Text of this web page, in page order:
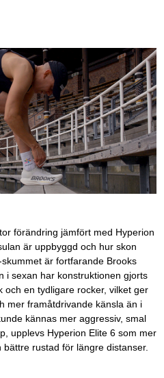
förändring jämfört med Hyperion
är uppbyggd och hur skon
är fortfarande Brooks
i sexan har konstruktionen gjorts
en tydligare rocker, vilket ger
mer framåtdrivande känsla än i
kännas mer aggressiv, smal
upplevs Hyperion Elite 6 som mer
rustad för längre distanser.